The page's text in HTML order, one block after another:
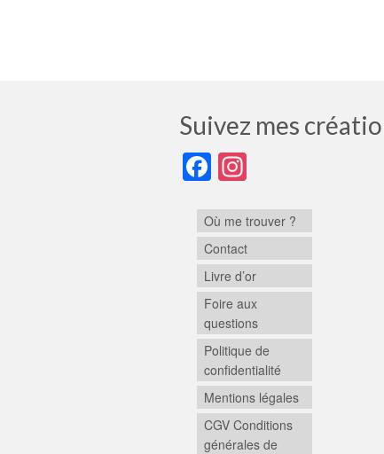
Suivez mes
Facebook
Où me trouver ?
Contact
Livre d’or
Foire aux
questions
Politique de
confidentialité
Mentions légales
CGV Conditions
générales de